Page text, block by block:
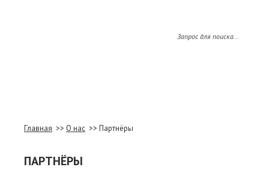
Главная >> О нас >> Партнёры
ПАРТНЁРЫ